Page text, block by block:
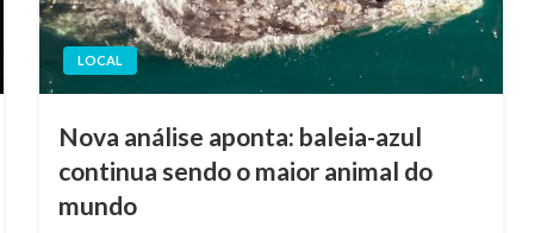
LOCAL
Nova análise aponta: baleia-azul
continua sendo o maior animal do
mundo